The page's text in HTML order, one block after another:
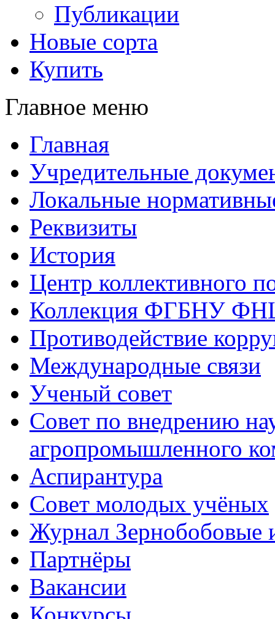
Публикации
Новые сорта
Купить
Главное меню
Главная
Учредительные
Локальные
Реквизиты
История
Центр коллективного
Коллекция ФГБНУ
Противодействие
Международные связи
Ученый совет
Совет по внедрению
агропромышленного
Аспирантура
Совет молодых учёных
Журнал Зернобобовые
Партнёры
Вакансии